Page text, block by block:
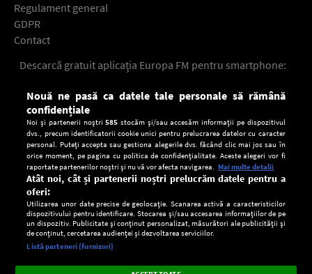
Regulament general
GDPR
Contact
Descarcă gratuit aplicaţia Europa FM pentru smartphone:
Setări:
Dark
Nouă ne pasă ca datele tale personale să rămână
confidențiale
Noi și partenerii noștri585 stocăm și/sau accesăm informații pe dispozitivul
dvs., precum identificatorii cookie unici pentru prelucrarea datelor cu caracter
personal. Puteți accepta sau gestiona alegerile dvs. făcând clic mai jos sau în
orice moment, pe pagina cu politica de confidențialitate. Aceste alegeri vor fi
raportate partenerilor noștri și nu vă vor afecta navigarea. Mai multe detalii
Atât noi, cât și partenerii noștri prelucrăm datele pentru a
oferi:
Utilizarea unor date precise de geolocație. Scanarea activă a caracteristicilor
dispozitivului pentru identificare. Stocarea și/sau accesarea informațiilor de pe
un dispozitiv. Publicitate și conținut personalizat, măsurători ale publicității și
de conținut, cercetarea audienței și dezvoltarea serviciilor.
Listă parteneri (furnizori)